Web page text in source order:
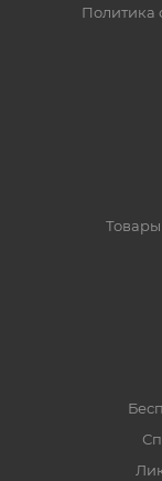
Политика
Товары